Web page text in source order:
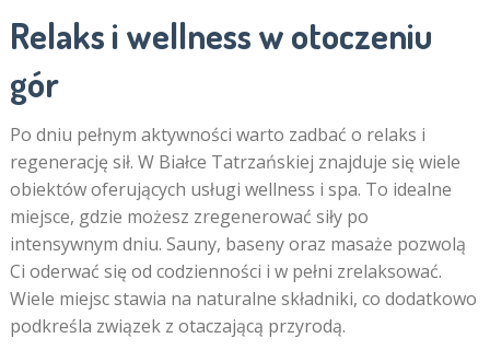
Relaks i wellness w otoczeniu
gór
Po dniu pełnym aktywności warto zadbać o relaks i
regenerację sił. W Białce Tatrzańskiej znajduje się wiele
obiektów oferujących usługi wellness i spa. To idealne
miejsce, gdzie możesz zregenerować siły po
intensywnym dniu. Sauny, baseny oraz masaże pozwolą
Ci oderwać się od codzienności i w pełni zrelaksować.
Wiele miejsc stawia na naturalne składniki, co dodatkowo
podkreśla związek z otaczającą przyrodą.